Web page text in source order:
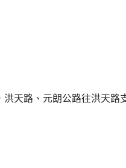
天路、元朗公路往洪天路